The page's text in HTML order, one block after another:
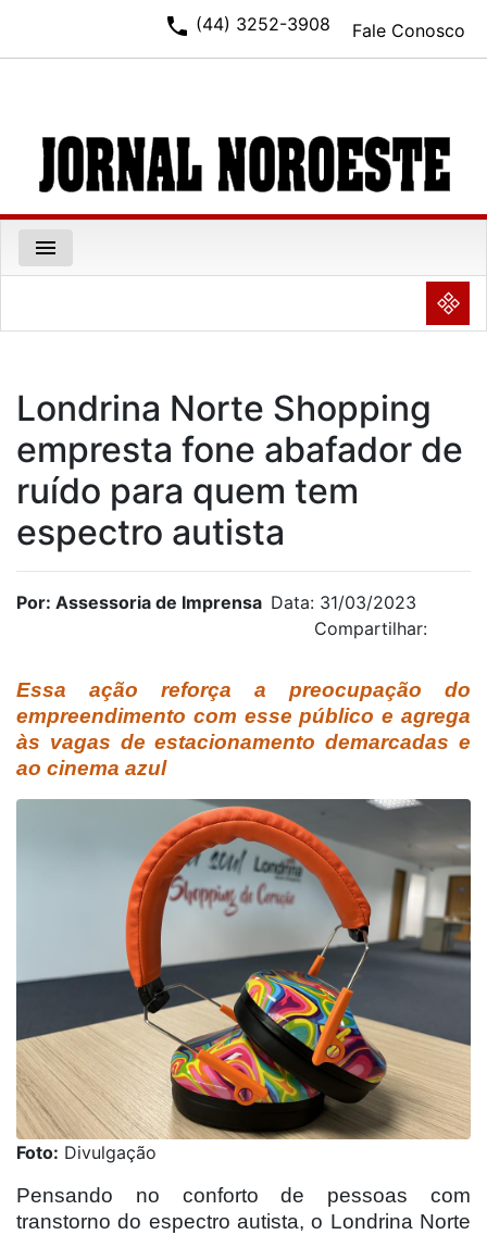
Fale Conosco
phone (44) 3252-3908
menu
NULL
Londrina Norte Shopping
empresta fone abafador de
ruído para quem tem
espectro autista
Por: Assessoria de Imprensa Data: 31/03/2023
Compartilhar:
Essa ação reforça a preocupação do
empreendimento com esse público e agrega
às vagas de estacionamento demarcadas e
ao cinema azul
Foto: Divulgação
Pensando no conforto de pessoas com
transtorno do espectro autista, o Londrina Norte